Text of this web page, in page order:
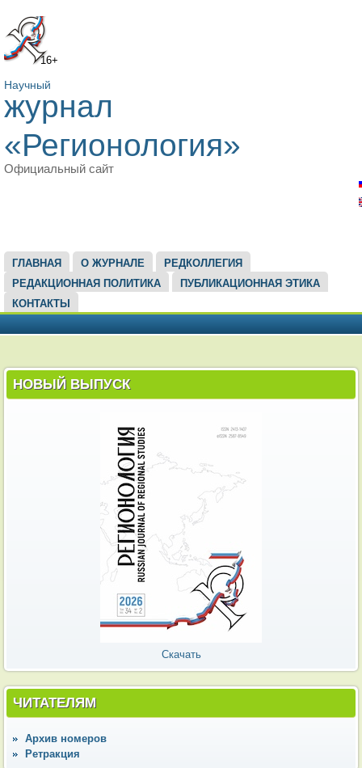
16+
Научный
журнал
«Регионология»
Официальный сайт
ГЛАВНОЕ МЕНЮ
ГЛАВНАЯ О ЖУРНАЛЕ
РЕДКОЛЛЕГИЯ
РЕДАКЦИОННАЯ ПОЛИТИКА
ПУБЛИКАЦИОННАЯ ЭТИКА
КОНТАКТЫ
НОВЫЙ ВЫПУСК
Скачать
ЧИТАТЕЛЯМ
Архив номеров
Ретракция